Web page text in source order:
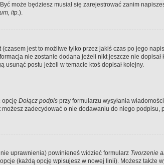
może będziesz musiał się zarejestrować zanim
itp.).
jest to możliwe tylko przez jakiś czas po jego
nie zostanie dodana jeżeli nikt jeszcze nie
postu jeżeli w temacie ktoś dopisał kolejny.
opcję Dołącz podpis przy formularzu wysyłania
zadecydować o nie dodawaniu do niego podpisu,
uprawnienia) powinieneś widzieć formularz Tworzenie
(każdą opcję wpisujesz w nowej linii). Możesz także